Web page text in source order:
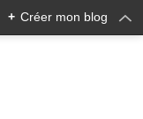
+ Créer mon blog